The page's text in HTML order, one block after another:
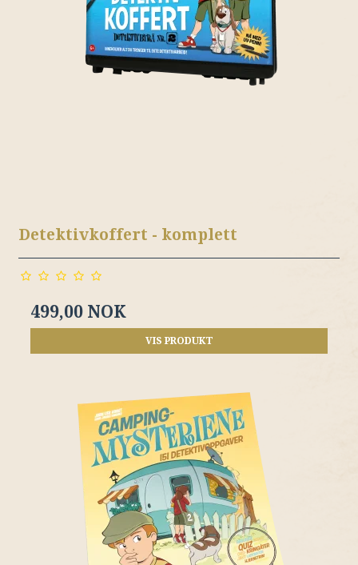
Detektivkoffert - komplett
499,00 NOK
VIS PRODUKT